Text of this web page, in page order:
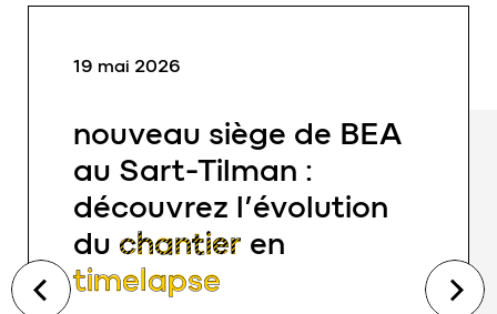
19 mai 2026
nouveau siège de BEA
au Sart-Tilman :
découvrez l’évolution
du chantier en
timelapse